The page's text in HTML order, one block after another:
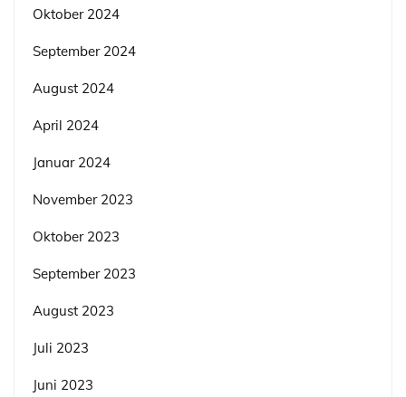
Oktober 2024
September 2024
August 2024
April 2024
Januar 2024
November 2023
Oktober 2023
September 2023
August 2023
Juli 2023
Juni 2023